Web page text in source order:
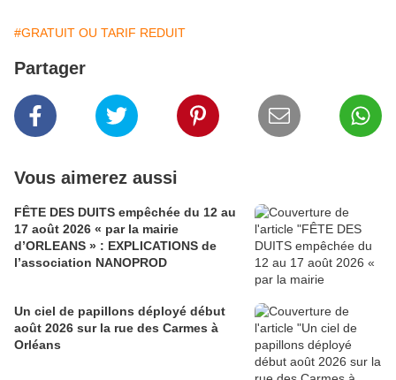
#GRATUIT OU TARIF REDUIT
Partager
Vous aimerez aussi
FÊTE DES DUITS empêchée du 12 au
17 août 2026 « par la mairie
d’ORLEANS » : EXPLICATIONS de
l’association NANOPROD
Un ciel de papillons déployé début
août 2026 sur la rue des Carmes à
Orléans